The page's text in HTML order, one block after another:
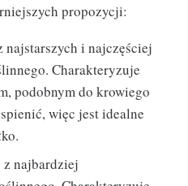
propozycji:
najstarszych i najczęściej
Charakteryzuje
podobnym do krowiego
więc jest idealne
z najbardziej